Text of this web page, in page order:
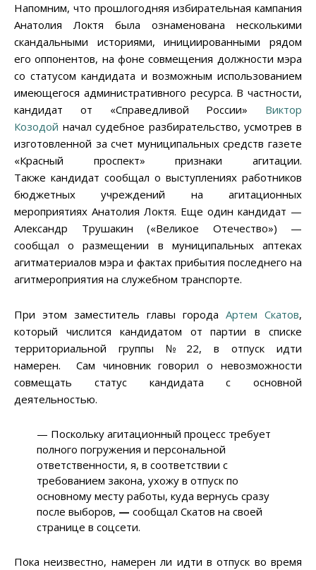
Напомним, что прошлогодняя избирательная кампания
Анатолия Локтя была ознаменована несколькими
скандальными историями, инициированными рядом
его оппонентов, на фоне совмещения должности мэра
со статусом кандидата и возможным использованием
имеющегося административного ресурса. В частности,
кандидат от «Справедливой России» Виктор
Козодой начал судебное разбирательство, усмотрев в
изготовленной за счет муниципальных средств газете
«Красный проспект» признаки агитации.
Также кандидат сообщал о выступлениях работников
бюджетных учреждений на агитационных
мероприятиях Анатолия Локтя. Еще один кандидат —
Александр Трушакин («Великое Отечество») —
сообщал о размещении в муниципальных аптеках
агитматериалов мэра и фактах прибытия последнего на
агитмероприятия на служебном транспорте.
При этом заместитель главы города Артем Скатов,
который числится кандидатом от партии в списке
территориальной группы №22, в отпуск идти
намерен. Сам чиновник говорил о невозможности
совмещать статус кандидата с основной
деятельностью.
— Поскольку агитационный процесс требует
полного погружения и персональной
ответственности, я, в соответствии с
требованием закона, ухожу в отпуск по
основному месту работы, куда вернусь сразу
после выборов, — сообщал Скатов на своей
странице в соцсети.
Пока неизвестно, намерен ли идти в отпуск во время